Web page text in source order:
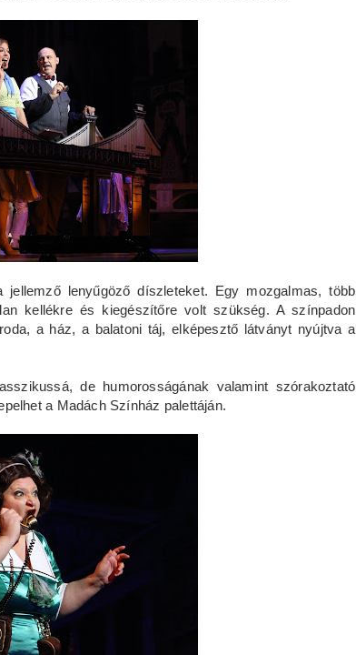
lenyűgöző díszleteket. Egy mozgalmas, több
kellékre és kiegészítőre volt szükség. A színpadon
a ház, a balatoni táj, elképesztő látványt nyújtva a
de humorosságának valamint szórakoztató
a Madách Színház palettáján.